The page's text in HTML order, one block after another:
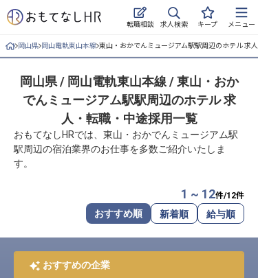
転職相談 求人検索 キープ メニュー
ログイン
求人・施設を探す
キープした求人
就職・転職 合同説明会
ご利用の流れ
よくある質問
ホテル・宿泊業界情報コラム
岡山県 岡山電軌東山本線 東山・おかでんミュージアム駅駅周辺のホテル 求
岡山県 / 岡山電軌東山本線 / 東山・おか
でんミュージアム駅駅周辺のホテル 求
人・転職・中途採用一覧
おもてなしHRでは、東山・おかでんミュージアム駅
駅周辺の宿泊業界のお仕事を多数ご紹介いたしま
す。
1 ~ 12件/12件
おすすめ順 新着順 給与順
おすすめの企業